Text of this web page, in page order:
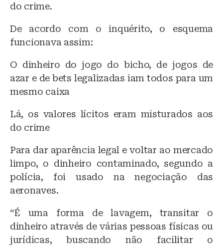
do crime.
De acordo com o inquérito, o esquema
funcionava assim:
O dinheiro do jogo do bicho, de jogos de
azar e de bets legalizadas iam todos para um
mesmo caixa
Lá, os valores lícitos eram misturados aos
do crime
Para dar aparência legal e voltar ao mercado
limpo, o dinheiro contaminado, segundo a
polícia, foi usado na negociação das
aeronaves.
“É uma forma de lavagem, transitar o
dinheiro através de várias pessoas físicas ou
jurídicas, buscando não facilitar o